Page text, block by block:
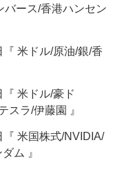
バース/香港ハンセン
『 米ドル/原油/銀/香
『 米ドル/豪ド
スラ/伊藤園 』
『 米国株式/NVIDIA/
ム 』